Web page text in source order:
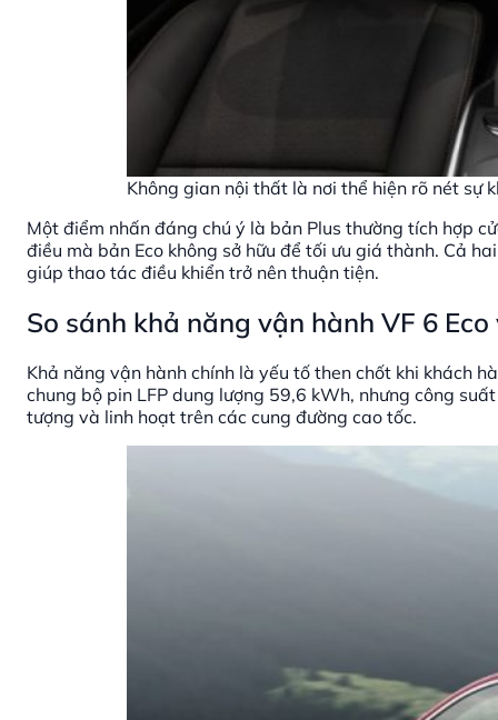
Không gian nội thất là nơi thể hiện rõ nét sự
Một điểm nhấn đáng chú ý là bản Plus thường tích hợp
điều mà bản Eco không sở hữu để tối ưu giá thành. Cả
giúp thao tác điều khiển trở nên thuận tiện.
So sánh khả năng vận hành VF 6 Eco
Khả năng vận hành chính là yếu tố then chốt khi khách
chung bộ pin LFP dung lượng 59,6 kWh, nhưng công
tượng và linh hoạt trên các cung đường cao tốc.